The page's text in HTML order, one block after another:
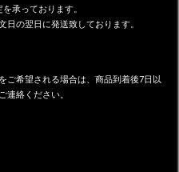
承っております。
の翌日に発送致しております。
ご希望される場合は、商品到着後7日以
連絡ください。